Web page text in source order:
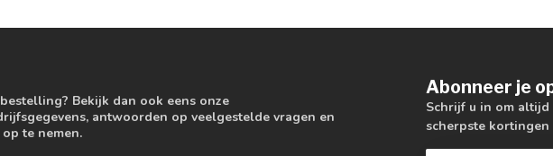
Bekijk dan ook eens onze
antwoorden op veelgestelde vragen en
te nemen.
Abonneer je
Schrijf u in om altijd
scherpste kortingen